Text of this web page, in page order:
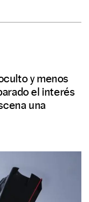
y menos
el interés
una